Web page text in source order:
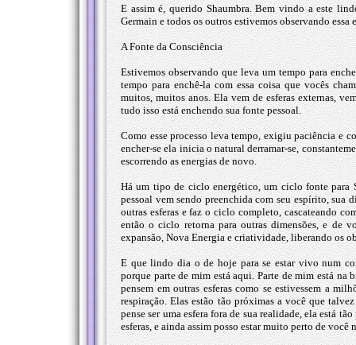
E assim é, querido Shaumbra. Bem vindo a este
Germain e todos os outros estivemos observando
A Fonte da Consciência
Estivemos observando que leva um tempo para
tempo para enchê-la com essa coisa que vocês
muitos, muitos anos. Ela vem de esferas externas,
tudo isso está enchendo sua fonte pessoal.
Como esse processo leva tempo, exigiu paciência e
encher-se ela inicia o natural derramar-se,
escorrendo as energias de novo.
Há um tipo de ciclo energético, um ciclo fonte para
pessoal vem sendo preenchida com seu espírito, sua
outras esferas e faz o ciclo completo, cascateando
então o ciclo retorna para outras dimensões, e
expansão, Nova Energia e criatividade, liberando os
E que lindo dia o de hoje para se estar vivo num
porque parte de mim está aqui. Parte de mim está na
pensem em outras esferas como se estivessem a
respiração. Elas estão tão próximas a você que
pense ser uma esfera fora de sua realidade, ela está
esferas, e ainda assim posso estar muito perto de você